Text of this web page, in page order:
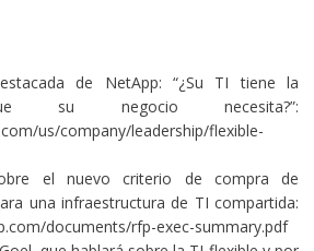
de NetApp: “¿Su TI tiene la
su negocio necesita?”:
us/company/leadership/flexible-
el nuevo criterio de compra de
una infraestructura de TI compartida:
documents/rfp-exec-summary.pdf